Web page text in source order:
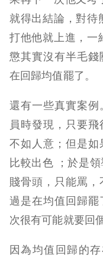
就得出結論，對待
打他他就上進，一
懲其實沒有半毛
在回歸均值罷了。
還有一些真實案
員時發現，只要
不如人意；但是如
比較出色 ；於是
賤骨頭，只能罵
過是在均值回歸
次很有可能就要回
因為均值回歸的